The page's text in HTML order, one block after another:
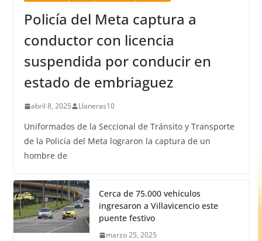
Policía del Meta captura a
conductor con licencia
suspendida por conducir en
estado de embriaguez
abril 8, 2025 Llaneras10
Uniformados de la Seccional de Tránsito y Transporte
de la Policía del Meta lograron la captura de un
hombre de
Cerca de 75.000 vehículos
ingresaron a Villavicencio este
puente festivo
marzo 25, 2025